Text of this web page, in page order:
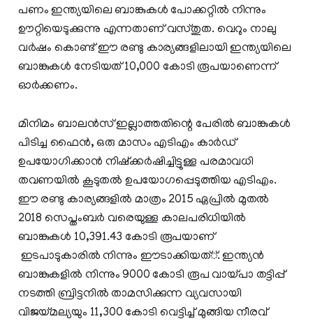
പണം ഇന്ത്യയിലെ ബാങ്കുകള്‍ പോക്കറ്റില്‍ നിന്നും
ഊറ്റിയെടുക്കുന്നു എന്നതാണ് വസ്തുത. വെറും നാലു
വര്‍ഷം കൊണ്ട് ഈ രണ്ടു കാര്യങ്ങളിലായി ഇന്ത്യയിലെ
ബാങ്കുകള്‍ നേടിയത് 10,000 കോടി രൂപയാണെന്ന്
ഓര്‍ക്കണം.
മിനിമം ബാലന്‍സ് ഇല്ലാത്തതിന്റെ പേരില്‍ ബാങ്കുകള്‍
പിടിച്ച ഫൈന്‍, ഒരു മാസം എടിഎം കാര്‍ഡ്
ഉപയോഗിക്കാന്‍ നിഷ്‌ക്കര്‍ഷിച്ചിട്ടുള്ള പരമാവധി
തവണയില്‍ കൂടുതല്‍ ഉപയോഗപ്പെടുത്തിയ എടിഎം.
ഈ രണ്ടു കാര്യങ്ങളില്‍ മാത്രം 2015 ഏപ്രില്‍ മുതല്‍
2018 സെപ്തംബര്‍ വരെയുള്ള കാലപരിധിയില്‍
ബാങ്കുകള്‍ 10,391.43 കോടി രൂപയാണ്
ഇടപാടുകാരില്‍ നിന്നും ഈടാക്കിയത്്. ഇന്ത്യന്‍
ബാങ്കുകളില്‍ നിന്നും 9000 കോടി രൂപ വായ്പാ തട്ടിപ്പ്
നടത്തി ബ്രിട്ടനില്‍ താമസിക്കുന്ന വ്യവസായി
വിജയ്മല്യയും 11,300 കോടി വെട്ടിച്ച് മുങ്ങിയ നീരവ്